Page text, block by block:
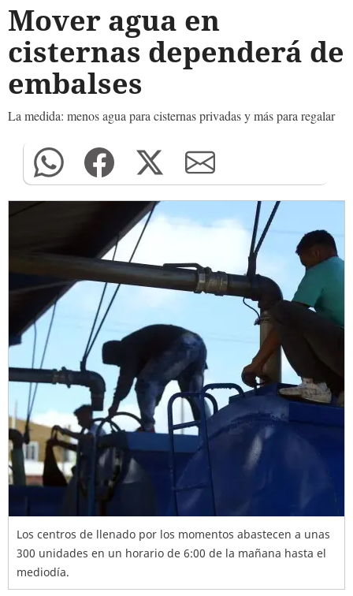
Mover agua en
cisternas dependerá de
embalses
La medida: menos agua para cisternas privadas y más para regalar
Los centros de llenado por los momentos abastecen a unas
300 unidades en un horario de 6:00 de la mañana hasta el
mediodía.